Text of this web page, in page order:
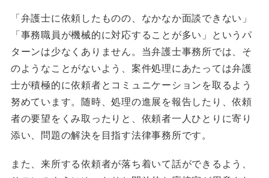
「弁護士に依頼したものの、なかなか面談できない」
「事務職員が機械的に対応することが多い」というパ
ターンは少なくありません。当弁護士事務所では、そ
のようなことがないよう、案件処理にあたっては弁護
士が積極的に依頼者とコミュニケーションを取るよう
努めています。随時、処理の進展を報告したり、依頼
者の要望をくみ取ったりと、依頼者一人ひとりに寄り
添い、問題の解決を目指す法律事務所です。
また、来所する依頼者が落ち着いて話ができるよう、